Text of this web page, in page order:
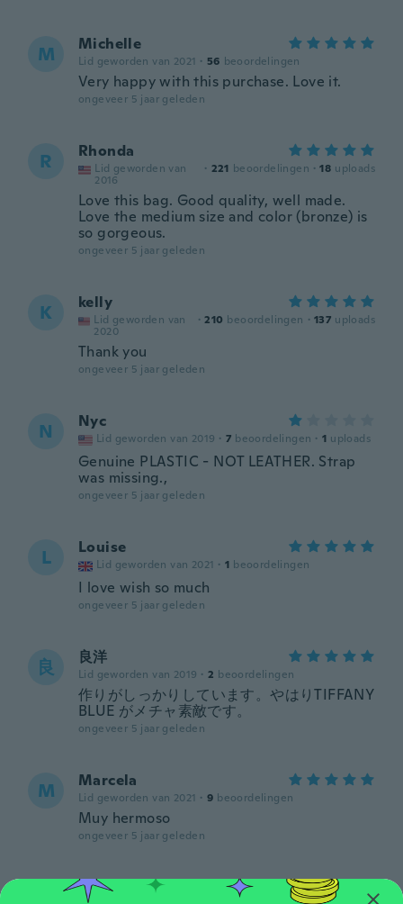
M Michelle
Lid geworden van 2021 · 56 beoordelingen
Very happy with this purchase. Love it.
ongeveer 5 jaar geleden
R Rhonda
Lid geworden van
2016
· 221 beoordelingen · 18 uploads
Love this bag. Good quality, well made.
Love the medium size and color (bronze) is
so gorgeous.
ongeveer 5 jaar geleden
K kelly
Lid geworden van
2020
· 210 beoordelingen · 137 uploads
Thank you
ongeveer 5 jaar geleden
N Nyc
Lid geworden van 2019 · 7 beoordelingen · 1 uploads
Genuine PLASTIC - NOT LEATHER. Strap
was missing.,
ongeveer 5 jaar geleden
L Louise
Lid geworden van 2021 · 1 beoordelingen
I love wish so much
ongeveer 5 jaar geleden
良 良洋
Lid geworden van 2019 · 2 beoordelingen
作りがしっかりしています。やはりTIFFANY
BLUE がメチャ素敵です。
ongeveer 5 jaar geleden
M Marcela
Lid geworden van 2021 · 9 beoordelingen
Muy hermoso
ongeveer 5 jaar geleden
Luca